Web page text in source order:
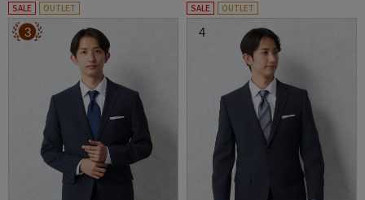
SALE OUTLET
3
SALE OUTLET
4